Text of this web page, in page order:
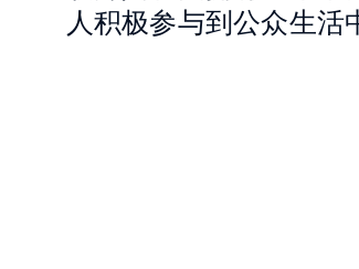
人积极参与到公众生活